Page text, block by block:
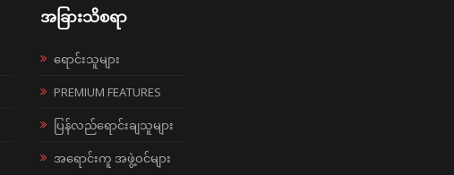
အခြားသိစရာ
ရောင်းသူများ
PREMIUM FEATURES
ပြန်လည်ရောင်းချသူများ
အရောင်းကူ အဖွဲ့ဝင်များ